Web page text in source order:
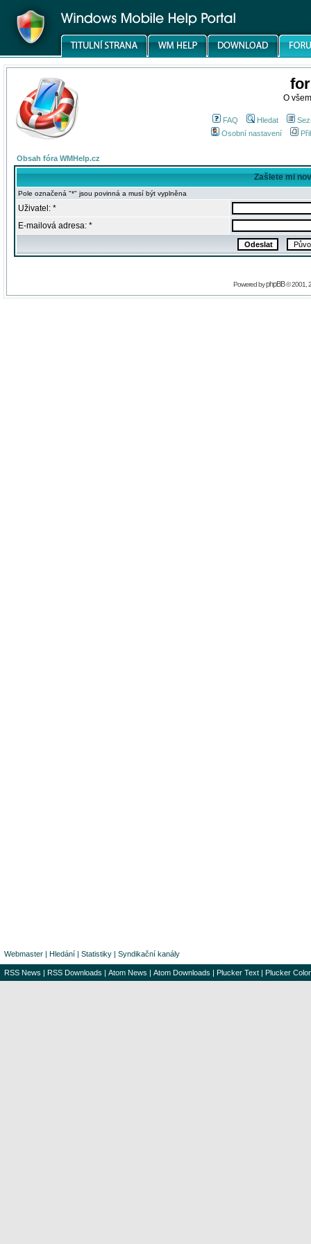
O
FAQ Hledat
Osobní nastavení
Obsah fóra WMHelp.cz
Zašlete mi
Pole označená "*" jsou povinná a musí být vyplněna
Uživatel: *
E-mailová adresa: *
Powered byphpBB© 2001,
Webmaster | Hledání | Statistiky | Syndikační kanály
RSS News | RSS Downloads | Atom News | Atom Downloads | Plucker Text | Plucker Color